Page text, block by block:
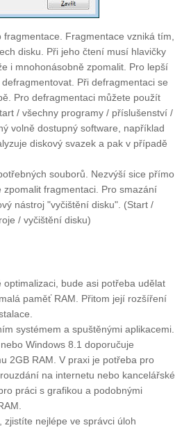
Fragmentace vzniká tím,
disku. Při jeho čtení musí hlavičky
i mnohonásobně zpomalit. Pro lepší
Při defragmentaci se
Pro defragmentaci můžete použít
/ všechny programy / příslušenství /
volně dostupný software, například
diskový svazek a pak v případě
souborů. Nezvýší sice přímo
fragmentaci. Pro smazání
nástroj "vyčištění disku". (Start /
/ vyčištění disku)
bude asi potřeba udělat
paměť RAM. Přitom její rozšíření
systémem a spuštěnými aplikacemi.
Windows 8.1 doporučuje
2GB RAM. V praxi je potřeba pro
na internetu nebo kancelářské
práci s grafikou a podobnými
nejlépe ve správci úloh